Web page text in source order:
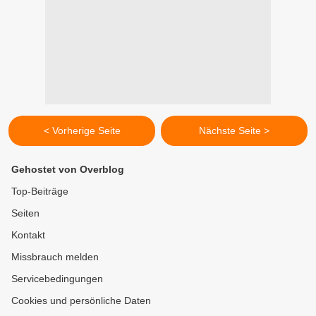
< Vorherige Seite Nächste Seite >
Gehostet von Overblog
Top-Beiträge
Seiten
Kontakt
Missbrauch melden
Servicebedingungen
Cookies und persönliche Daten